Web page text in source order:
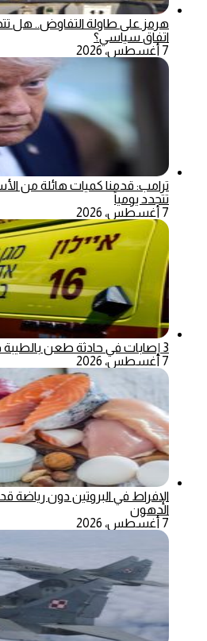
هرمز على طاولة التفاوض.. هل
اتفاق سياسي؟
7 أغسطس، 2026
ترامب: قدمنا كميات هائلة من
تتجدد يومياً
7 أغسطس، 2026
3 إصابات في حادثة طعن بالطيبة داخل أراضي الـ48
7 أغسطس، 2026
الإفراط في البروتين دون رياضة
الدهون
7 أغسطس، 2026